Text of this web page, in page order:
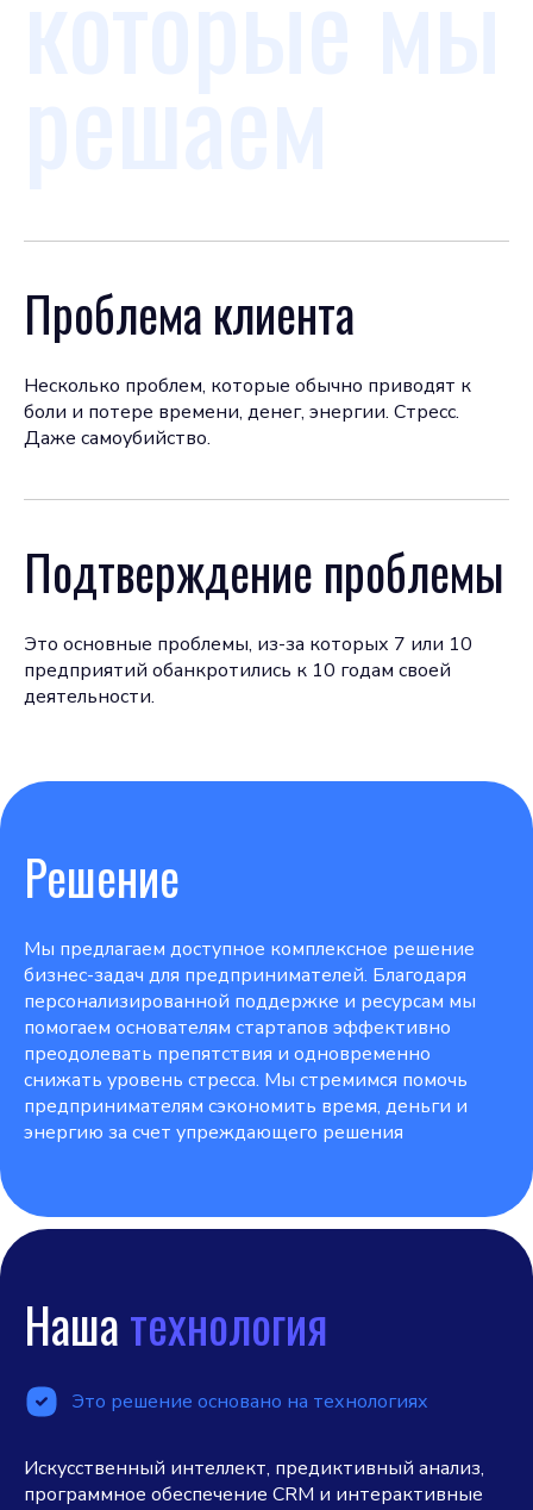
Проблема клиента
Несколько проблем, которые обычно приводят к
боли и потере времени, денег, энергии. Стресс.
Даже самоубийство.
Подтверждение проблемы
Это основные проблемы, из-за которых 7 или 10
предприятий обанкротились к 10 годам своей
деятельности.
Решение
Мы предлагаем доступное комплексное решение
бизнес-задач для предпринимателей. Благодаря
персонализированной поддержке и ресурсам мы
помогаем основателям стартапов эффективно
преодолевать препятствия и одновременно
снижать уровень стресса. Мы стремимся помочь
предпринимателям сэкономить время, деньги и
энергию за счет упреждающего решения
Нашатехнология
Это решение основано на технологиях
Искусственный интеллект, предиктивный анализ,
программное обеспечение CRM и интерактивные